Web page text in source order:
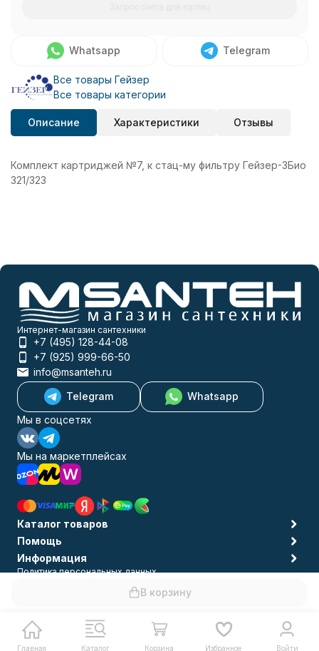
В корзину
Whatsapp Telegram
Все товары Гейзер
Все товары категории
Описание Характеристики Отзывы
Комплект картриджей №7, к стац-му фильтру Гейзер-3Био
321/323
Главная Каталог Корзина Избранное Войти
Интернет-магазин сантехники
+7 (495) 128-44-08
+7 (925) 999-66-50
info@msanteh.ru
Telegram
Whatsapp
Мы в соцсетях
Мы на маркетплейсах
Каталог товаров
Помощь
Информация
Политика персональных данных